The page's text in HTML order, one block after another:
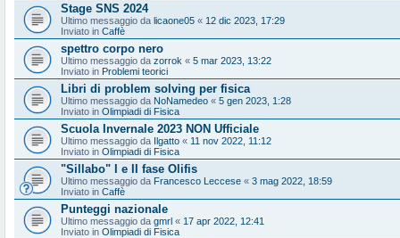
Stage SNS 2024
Ultimo messaggio da licaone05 « 12 dic 2023, 17:29
Inviato in Caffè
spettro corpo nero
Ultimo messaggio da zorrok « 5 mar 2023, 13:22
Inviato in Problemi teorici
Libri di problem solving per fisica
Ultimo messaggio da NoNamedeo « 5 gen 2023, 1:28
Inviato in Olimpiadi di Fisica
Scuola Invernale 2023 NON Ufficiale
Ultimo messaggio da Ilgatto « 11 nov 2022, 11:12
Inviato in Olimpiadi di Fisica
"Sillabo" I e II fase Olifis
Ultimo messaggio da Francesco Leccese « 3 mag 2022, 18:59
Inviato in Caffè
Punteggi nazionale
Ultimo messaggio da gmrl « 17 apr 2022, 12:41
Inviato in Olimpiadi di Fisica